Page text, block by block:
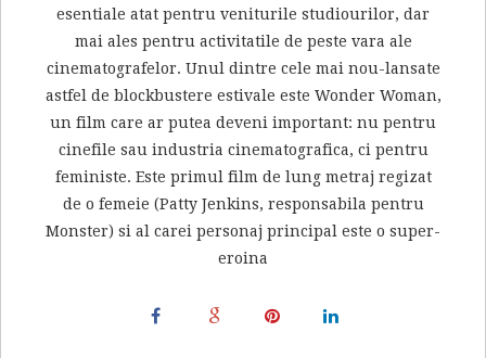
esentiale atat pentru veniturile studiourilor, dar
mai ales pentru activitatile de peste vara ale
cinematografelor. Unul dintre cele mai nou-lansate
astfel de blockbustere estivale este Wonder Woman,
un film care ar putea deveni important: nu pentru
cinefile sau industria cinematografica, ci pentru
feministe. Este primul film de lung metraj regizat
de o femeie (Patty Jenkins, responsabila pentru
Monster) si al carei personaj principal este o super-
eroina